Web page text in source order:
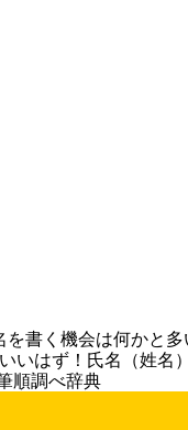
書く機会は何かと
いはず！氏名（姓名
順調べ辞典